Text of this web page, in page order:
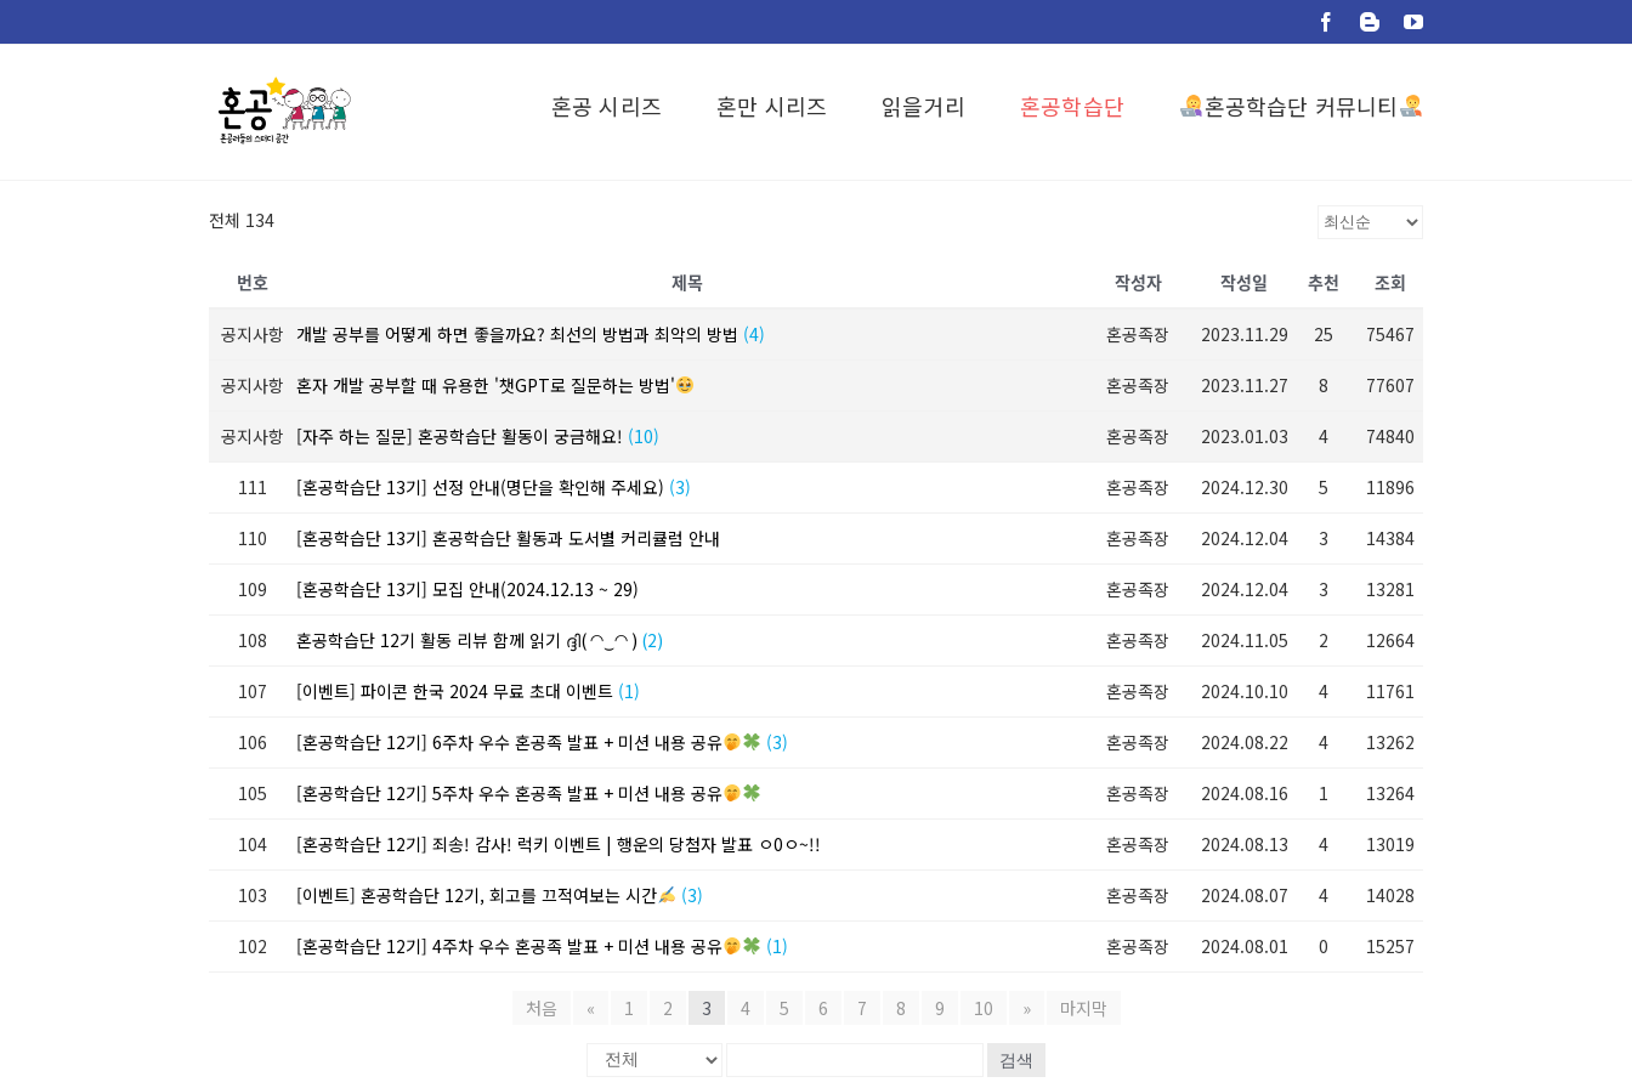
to
Facebook
BloggerYouTube
혼공 시리즈 혼만 시리즈 읽을거리 혼공학습단 혼공학습단 커뮤니티
전체 134
번호 제목 작성자 작성일 추천 조회
공지사항 개발 공부를 어떻게 하면 좋을까요? 최선의 방법과 최악의 방법 (4) 혼공족장 2023.11.29 25 75467
공지사항 혼자 개발 공부할 때 유용한 '챗GPT로 질문하는 방법' 혼공족장 2023.11.27 8 77607
공지사항 [자주 하는 질문] 혼공학습단 활동이 궁금해요! (10) 혼공족장 2023.01.03 4 74840
111 [혼공학습단 13기] 선정 안내(명단을 확인해 주세요) (3) 혼공족장 2024.12.30 5 11896
110 [혼공학습단 13기] 혼공학습단 활동과 도서별 커리큘럼 안내 혼공족장 2024.12.04 3 14384
109 [혼공학습단 13기] 모집 안내(2024.12.13 ~ 29) 혼공족장 2024.12.04 3 13281
108 혼공학습단 12기 활동 리뷰 함께 읽기 ദ്ദി( ◠‿◠ ) (2) 혼공족장 2024.11.05 2 12664
107 [이벤트] 파이콘 한국 2024 무료 초대 이벤트 (1) 혼공족장 2024.10.10 4 11761
106 [혼공학습단 12기] 6주차 우수 혼공족 발표 + 미션 내용 공유 (3) 혼공족장 2024.08.22 4 13262
105 [혼공학습단 12기] 5주차 우수 혼공족 발표 + 미션 내용 공유 혼공족장 2024.08.16 1 13264
104 [혼공학습단 12기] 죄송! 감사! 럭키 이벤트 | 행운의 당첨자 발표 ㅇ0ㅇ~!! 혼공족장 2024.08.13 4 13019
103 [이벤트] 혼공학습단 12기, 회고를 끄적여보는 시간 (3) 혼공족장 2024.08.07 4 14028
102 [혼공학습단 12기] 4주차 우수 혼공족 발표 + 미션 내용 공유 (1) 혼공족장 2024.08.01 0 15257
처음 « 1 2 3 4 5 6 7 8 9 10 » 마지막
검색